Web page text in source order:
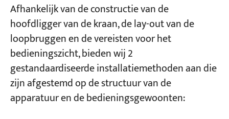
Afhankelijk van de constructie van de
hoofdligger van de kraan, de lay-out van de
loopbruggen en de vereisten voor het
bedieningszicht, bieden wij 2
gestandaardiseerde installatiemethoden aan die
zijn afgestemd op de structuur van de
apparatuur en de bedieningsgewoonten: